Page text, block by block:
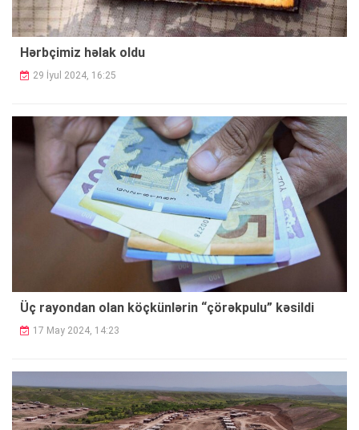
Hərbçimiz həlak oldu
29 İyul 2024, 16:25
Üç rayondan olan köçkünlərin “çörəkpulu” kəsildi
17 May 2024, 14:23